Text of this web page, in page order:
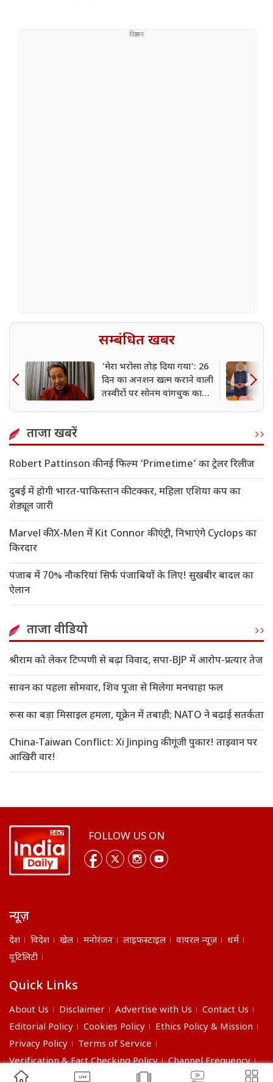
सम्बंधित खबर
'मेरा भरोसा तोड़ दिया गया': 26
दिन का अनशन खत्म कराने वाली
तस्वीरों पर सोनम वांगचुक का
ताजा खबरें
Robert Pattinson की नई फिल्म ‘Primetime’ का ट्रेलर रिलीज
दुबई में होगी भारत-पाकिस्तान की टक्कर, महिला एशिया कप का
शेड्यूल जारी
Marvel की X-Men में Kit Connor की एंट्री, निभाएंगे Cyclops का
किरदार
पंजाब में 70% नौकरियां सिर्फ पंजाबियों के लिए! सुखबीर बादल का
ऐलान
ताजा वीडियो
श्रीराम को लेकर टिप्पणी से बढ़ा विवाद, सपा-BJP में आरोप-प्रत्यार तेज
सावन का पहला सोमवार, शिव पूजा से मिलेगा मनचाहा फल
रूस का बड़ा मिसाइल हमला, यूक्रेन में तबाही; NATO ने बढ़ाई सतर्कता
China-Taiwan Conflict: Xi Jinping की गूंजी पुकार! ताइवान पर
आखिरी वार!
FOLLOW US ON
न्यूज़
देश विदेश खेल मनोरंजन लाइफस्टाइल वायरल न्यूज़
धर्म
यूटिलिटी
Quick Links
About Us Disclaimer Advertise with Us
Contact Us
Editorial Policy
Cookies Policy
Ethics Policy & Mission
Privacy Policy
Terms of Service
Verification & Fact Checking Policy
Channel Frequency